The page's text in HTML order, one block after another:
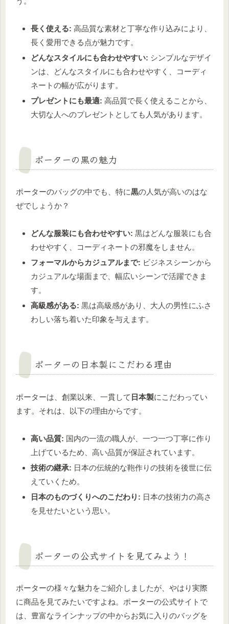
長く使える: 高品質な素材と丁寧な作り込みにより、
長く愛用できる点が魅力です。
どんなスタイルにも合わせやすい: シンプルなデザイ
ンは、どんなスタイルにも合わせやすく、コーディ
ネートの幅が広がります。
プレゼントにも最適: 高品質で長く使えることから、
大切な人へのプレゼントとしても人気があります。
ポーターの黒の魅力
ポーターのバッグの中でも、特に黒の人気が高いのはな
ぜでしょうか？
どんな服装にも合わせやすい: 黒はどんな服装にも合
わせやすく、コーディネートの邪魔をしません。
フォーマルからカジュアルまで: ビジネスシーンから
カジュアルな場面まで、幅広いシーンで活躍できま
す。
高級感がある: 黒は高級感があり、大人の男性にふさ
わしい落ち着いた印象を与えます。
ポーターの日本製にこだわる理由
ポーターは、創業以来、一貫して 日本製にこだわってい
ます。それは、以下の理由からです。
高い品質: 国内の一流の職人が、一つ一つ丁寧に作り
上げているため、高い品質が保証されています。
技術の継承: 日本の伝統的な鞄作りの技術を後世に伝
えていくため。
日本のものづくりへのこだわり: 日本の技術力の高さ
を見せたいという思い。
ポーターの公式サイトを見てみよう！
ポーターの様々な魅力をご紹介しましたが、やはり実際
に商品を見てみたいですよね。ポーターの公式サイトで
は、豊富なラインナップの中からお気に入りのバッグを